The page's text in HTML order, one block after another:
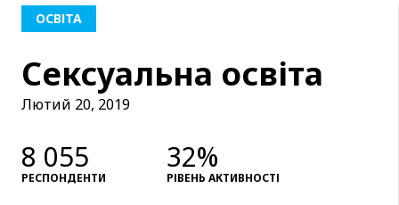
ОСВІТА
Сексуальна освіта
Лютий 20, 2019
8 055
РЕСПОНДЕНТИ
32%
РІВЕНЬ АКТИВНОСТІ